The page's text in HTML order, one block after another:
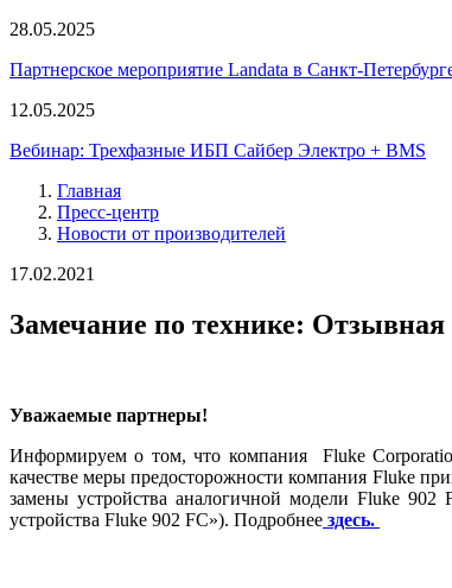
28.05.2025
Партнерское мероприятие Landata в Санкт-
12.05.2025
Вебинар: Трехфазные ИБП Сайбер Электро + BMS
Главная
Пресс-центр
Новости от производителей
17.02.2021
Замечание по технике:
Уважаемые партнеры!
Информируем о том, что компания Fluke
качестве меры предосторожности компания Fluke
замены устройства аналогичной модели Fluke
устройства Fluke 902 FC»). Подробнее здесь.